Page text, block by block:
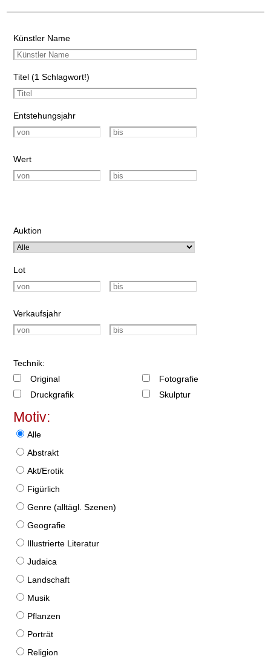
Künstler Name
Titel (1 Schlagwort!)
Entstehungsjahr
Wert
Auktion
Lot
Verkaufsjahr
Technik:
Original
Druckgrafik
Fotografie
Skulptur
Motiv:
Alle
Abstrakt
Akt/Erotik
Figürlich
Genre (alltägl. Szenen)
Geografie
Illustrierte Literatur
Judaica
Landschaft
Musik
Pflanzen
Porträt
Religion